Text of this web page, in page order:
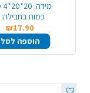
מידה: 20*20*4 ס"מ
כמות בחבילה:
₪17.90
הוספה לסל